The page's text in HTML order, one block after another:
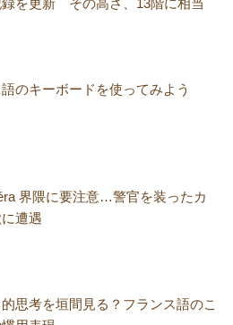
録を更新 その高さ、13階に相当
のキーボードを使ってみよう
界隈に要注意…警官を装ったカ
遭遇
思考を垣間見る？フランス語のこ